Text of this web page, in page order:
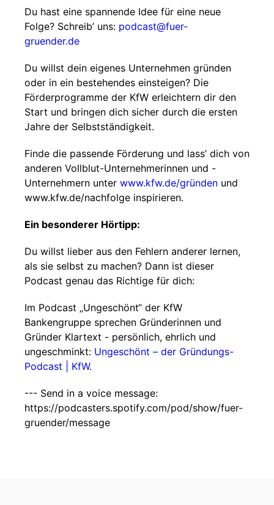
Du hast eine spannende Idee für eine neue
Folge? Schreib’ uns: ⁠⁠podcast@fuer-
gruender.de
Du willst dein eigenes Unternehmen gründen
oder in ein bestehendes einsteigen? Die
Förderprogramme der KfW erleichtern dir den
Start und bringen dich sicher durch die ersten
Jahre der Selbstständigkeit.
Finde die passende Förderung und lass’ dich von
anderen Vollblut-Unternehmerinnen und -
Unternehmern unter ⁠⁠www.kfw.de/gründen⁠⁠ und
⁠⁠www.kfw.de/nachfolge⁠⁠ inspirieren.
Ein besonderer Hörtipp:
Du willst lieber aus den Fehlern anderer lernen,
als sie selbst zu machen? Dann ist dieser
Podcast genau das Richtige für dich:
Im Podcast „Ungeschönt“ der KfW
Bankengruppe sprechen Gründerinnen und
Gründer Klartext - persönlich, ehrlich und
ungeschminkt: ⁠⁠Ungeschönt – der Gründungs-
Podcast | KfW⁠⁠.
--- Send in a voice message:
https://podcasters.spotify.com/pod/show/fuer-
gruender/message